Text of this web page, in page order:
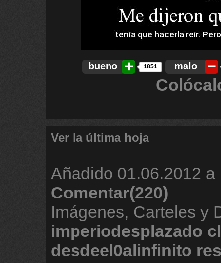
bueno 1851 malo
Ver la última hoja
Añadido 01.06.2012 a
Comentar(220)
Imágenes, Carteles y
imperiodesplazado
desdeel0alinfinito